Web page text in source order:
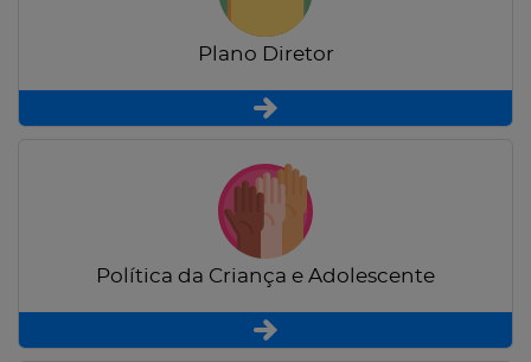
Plano Diretor
Política da Criança e Adolescente